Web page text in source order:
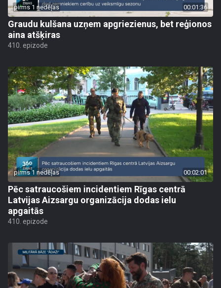
pirms 1 nedēļas 00:01:36
Graudu kulšana uzņem apgriezienus, bet reģionos
aina atšķiras
410. epizode
pirms 1 nedēļas 00:02:01
Pēc satraucošiem incidentiem Rīgas centrā
Latvijas Aizsargu organizācija dodas ielu
apgaitās
410. epizode